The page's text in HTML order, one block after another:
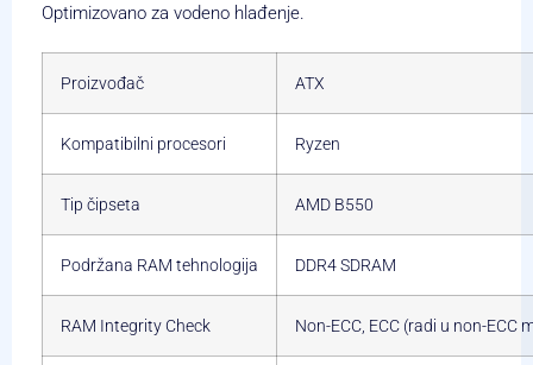
Optimizovano za vodeno hlađenje.
Proizvođač ATX
Kompatibilni procesori Ryzen
Tip čipseta AMD B550
Podržana RAM tehnologija DDR4 SDRAM
RAM Integrity Check Non-ECC, ECC (radi u non-ECC